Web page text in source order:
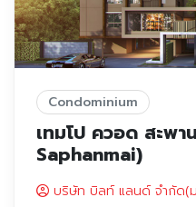
Condominium
เทมโป ควอด สะพ
Saphanmai)
บริษัท บิลท์ แลนด์ จำกัด(